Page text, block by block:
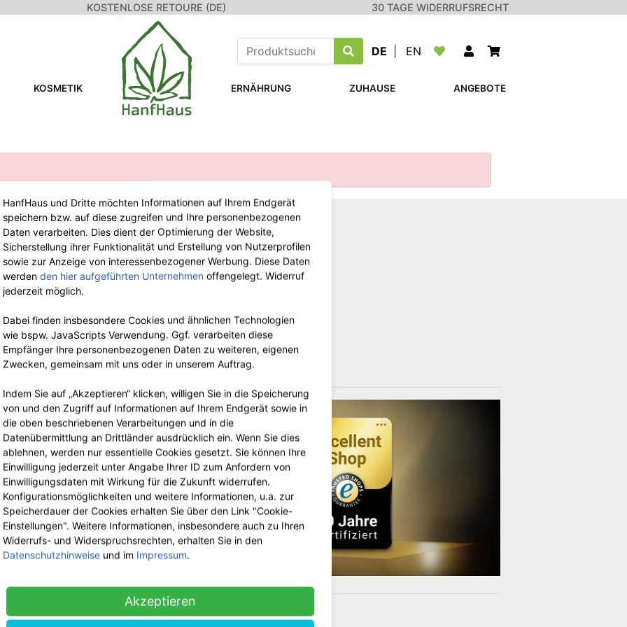
KOSTENLOSE RETOURE (DE) 30 TAGE WIDERRUFSRECHT
DE EN
KOSMETIK ERNÄHRUNG ZUHAUSE ANGEBOTE
WIR SIND FÜR DICH DA!
Tel.: 0211 699 90 56-10von 9-13 Uhr
Fax: 0211 699 90 56-18
Lagerverkauf
Nach telefonischer Terminvereinbarung
HanfHaus und Dritte möchten Informationen auf Ihrem Endgerät
speichern bzw. auf diese zugreifen und Ihre personenbezogenen
Daten verarbeiten. Dies dient der Optimierung der Website,
Sicherstellung ihrer Funktionalität und Erstellung von Nutzerprofilen
sowie zur Anzeige von interessenbezogener Werbung. Diese Daten
werden den hier aufgeführten Unternehmen offengelegt. Widerruf
jederzeit möglich.
Dabei finden insbesondere Cookies und ähnlichen Technologien
wie bspw. JavaScripts Verwendung. Ggf. verarbeiten diese
Empfänger Ihre personenbezogenen Daten zu weiteren, eigenen
Zwecken, gemeinsam mit uns oder in unserem Auftrag.
Indem Sie auf „Akzeptieren“ klicken, willigen Sie in die Speicherung
von und den Zugriff auf Informationen auf Ihrem Endgerät sowie in
die oben beschriebenen Verarbeitungen und in die
Datenübermittlung an Drittländer ausdrücklich ein. Wenn Sie dies
ablehnen, werden nur essentielle Cookies gesetzt. Sie können Ihre
Einwilligung jederzeit unter Angabe Ihrer ID zum Anfordern von
Einwilligungsdaten mit Wirkung für die Zukunft widerrufen.
Konfigurationsmöglichkeiten und weitere Informationen, u.a. zur
Speicherdauer der Cookies erhalten Sie über den Link "Cookie-
Einstellungen". Weitere Informationen, insbesondere auch zu Ihren
Widerrufs- und Widerspruchsrechten, erhalten Sie in den
Datenschutzhinweise und im Impressum.
Akzeptieren